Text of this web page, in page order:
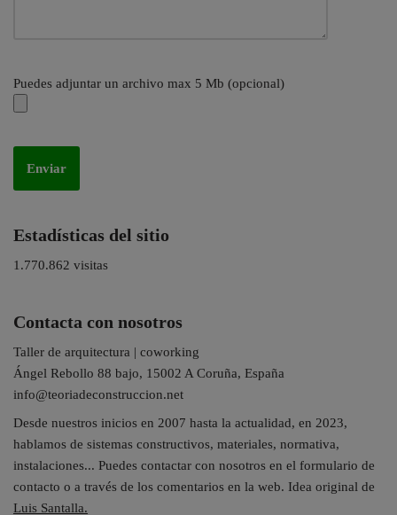
Puedes adjuntar un archivo max 5 Mb (opcional)
Estadísticas del sitio
1.770.862 visitas
Contacta con nosotros
Taller de arquitectura | coworking
Ángel Rebollo 88 bajo, 15002 A Coruña, España
info@teoriadeconstruccion.net
Desde nuestros inicios en 2007 hasta la actualidad, en 2023,
hablamos de sistemas constructivos, materiales, normativa,
instalaciones... Puedes contactar con nosotros en el formulario de
contacto o a través de los comentarios en la web. Idea original de
Luis Santalla.